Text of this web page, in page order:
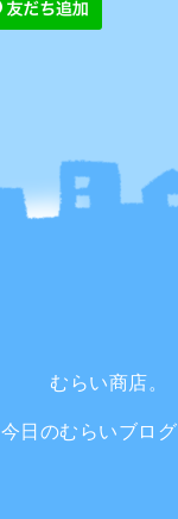
むらい商店。
今日のむらいブログ